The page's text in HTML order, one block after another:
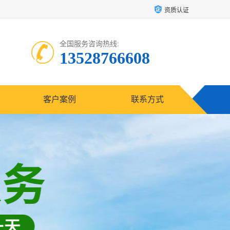
资质认证
全国服务咨询热线:
13528766608
客户案例 联系方式